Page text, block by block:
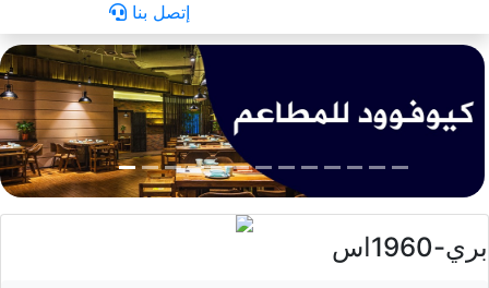
إتصل بنا
بري-1960اس